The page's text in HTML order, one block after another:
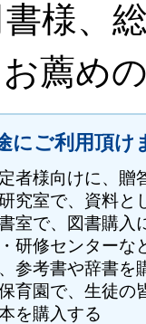
様、
お薦め
にご利用頂
者様向けに、
究室で、資料
室で、図書購入
研修センター
参考書や辞書を
育園で、生徒
を購入する